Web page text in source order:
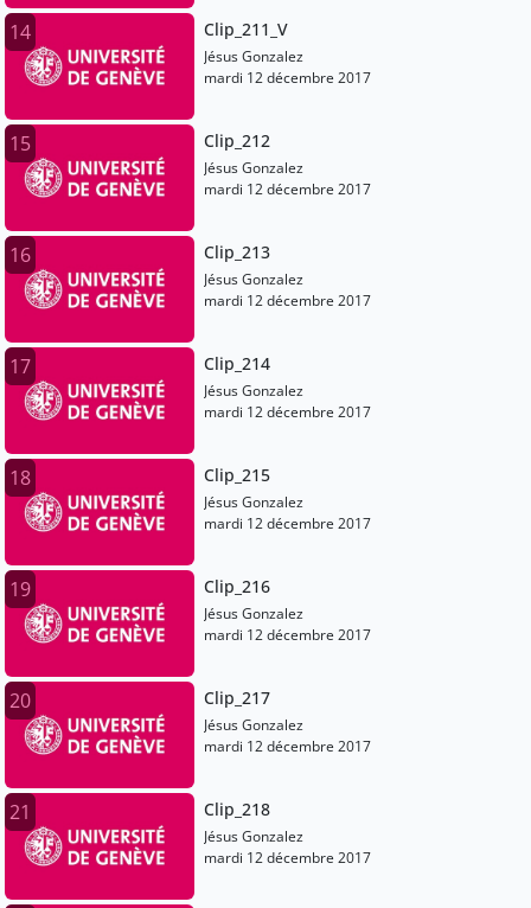
14 Clip_211_V
Jésus Gonzalez
mardi 12 décembre 2017
15 Clip_212
Jésus Gonzalez
mardi 12 décembre 2017
16 Clip_213
Jésus Gonzalez
mardi 12 décembre 2017
17 Clip_214
Jésus Gonzalez
mardi 12 décembre 2017
18 Clip_215
Jésus Gonzalez
mardi 12 décembre 2017
19 Clip_216
Jésus Gonzalez
mardi 12 décembre 2017
20 Clip_217
Jésus Gonzalez
mardi 12 décembre 2017
21 Clip_218
Jésus Gonzalez
mardi 12 décembre 2017